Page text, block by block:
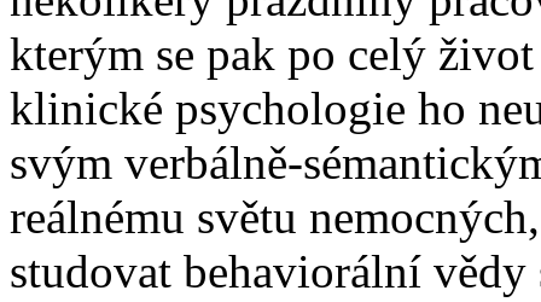
kterým se pak po celý
klinické psychologie ho
svým verbálně-
reálnému světu
studovat behaviorální vědy